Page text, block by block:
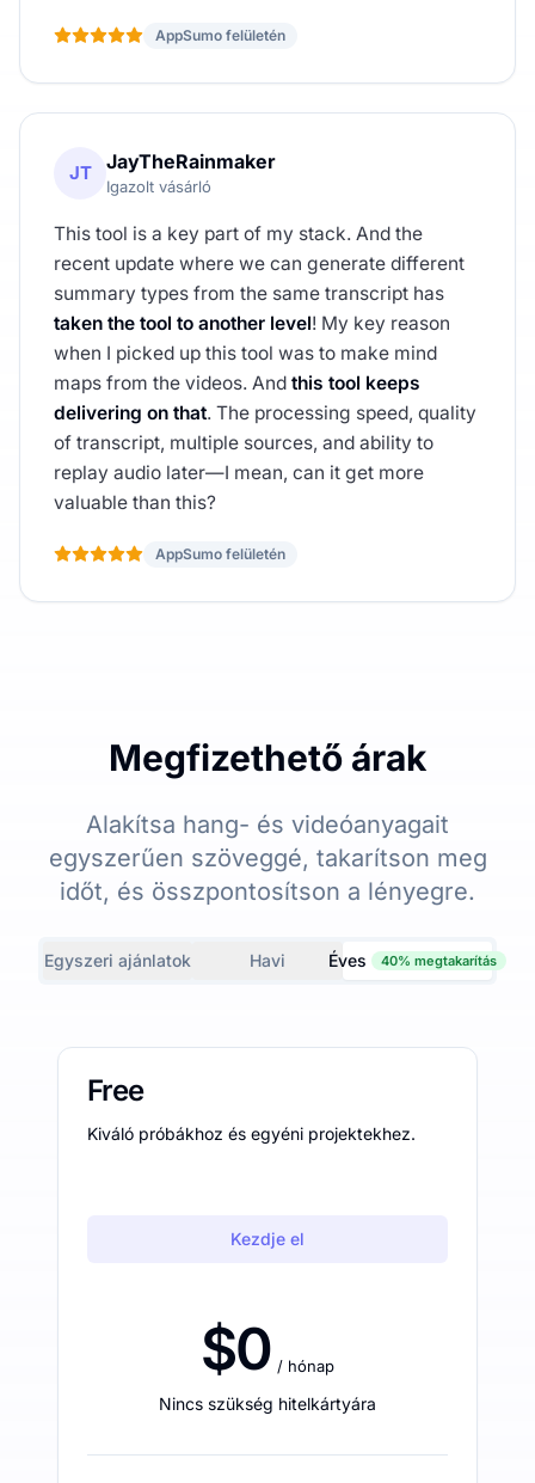
AppSumo felületén
JT JayTheRainmaker
Igazolt vásárló
This tool is a key part of my stack. And the
recent update where we can generate different
summary types from the same transcript has
taken the tool to another level! My key reason
when I picked up this tool was to make mind
maps from the videos. And this tool keeps
delivering on that. The processing speed, quality
of transcript, multiple sources, and ability to
replay audio later—I mean, can it get more
valuable than this?
AppSumo felületén
Megfizethető árak
Alakítsa hang- és videóanyagait
egyszerűen szöveggé, takarítson meg
időt, és összpontosítson a lényegre.
Egyszeri ajánlatok Havi Éves 40% megtakarítás
Free
Kiváló próbákhoz és egyéni projektekhez.
Kezdje el
$0 / hónap
Nincs szükség hitelkártyára